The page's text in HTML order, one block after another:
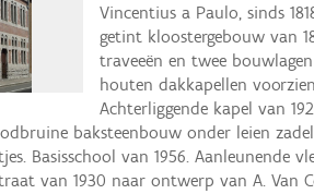
Vincentius a Paulo, sinds
getint kloostergebouw van
traveeën en twee
houten dakkapellen
Achterliggende kapel van
baksteenbouw onder leien
Basisschool van 1956. Aanleunende
van 1930 naar ontwerp van A. Van